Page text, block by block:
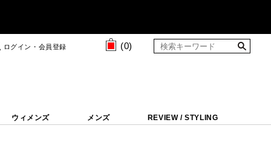
ログイン・会員登録 (0)
ウィメンズ メンズ REVIEW / STYLING